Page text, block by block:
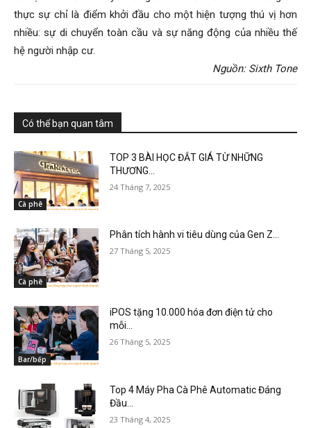
thực sự chỉ là điểm khởi đầu cho một hiện tượng thú vị hơn
nhiều: sự di chuyển toàn cầu và sự năng động của nhiều thế
hệ người nhập cư.
Nguồn: Sixth Tone
Có thể bạn quan tâm
Cà phê
TOP 3 BÀI HỌC ĐẮT GIÁ TỪ NHỮNG
THƯƠNG...
24 Tháng 7, 2025
Cà phê
Phân tích hành vi tiêu dùng của Gen Z...
27 Tháng 5, 2025
Bar/bếp
iPOS tặng 10.000 hóa đơn điện tử cho
mỗi...
26 Tháng 5, 2025
Top 4 Máy Pha Cà Phê Automatic Đáng
Đầu...
23 Tháng 4, 2025